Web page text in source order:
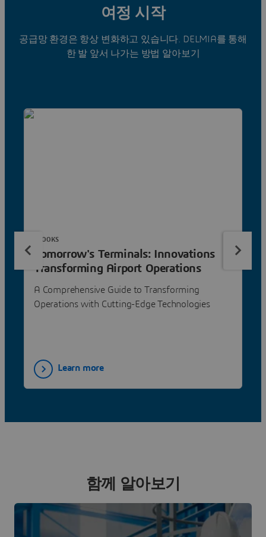
여정 시작
공급망 환경은 항상 변화하고 있습니다. DELMIA를 통해
한 발 앞서 나가는 방법 알아보기
Tomorrow's Terminals: Innovations
Transforming Airport Operations
A Comprehensive Guide to Transforming
Operations with Cutting-Edge Technologies
EBOOKS
Learn more
함께 알아보기